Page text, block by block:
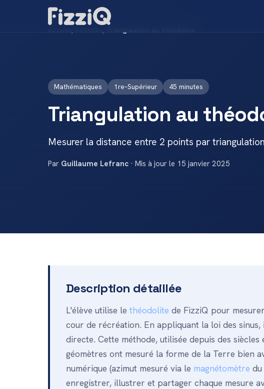
Mathématiques 1re–Supérieur 45 minutes
Triangulation au
Mesurer la distance entre 2 points par triangulation
Par Guillaume Lefranc · Mis à jour le 15 janvier 2025
Description détaillée
L'élève utilise le théodolite de FizziQ pour
cour de récréation. En appliquant la loi des
directe. Cette méthode, utilisée depuis des
géomètres ont mesuré la forme de la Terre bien
numérique (azimut mesuré via le magnétomètre
enregistrer, illustrer et partager chaque mesure